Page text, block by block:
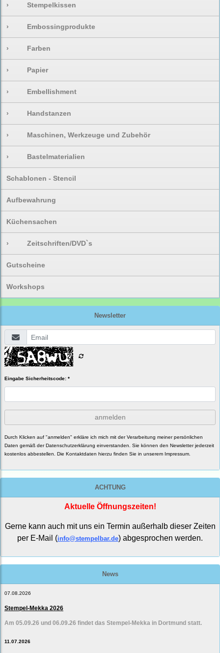
› Stempelkissen
› Embossingprodukte
› Farben
› Papier
› Embellishment
› Handstanzen
› Maschinen, Werkzeuge und Zubehör
› Bastelmaterialien
Schablonen - Stencil
Aufbewahrung
Küchensachen
› Zeitschriften/DVD`s
Gutscheine
Workshops
Newsletter
Eingabe Sicherheitscode: *
anmelden
Durch Klicken auf "anmelden" erkläre ich mich mit der Verarbeitung meiner persönlichen
Daten gemäß derDatenschutzerklärung einverstanden. Sie können den Newsletter jederzeit
kostenlos abbestellen. Die Kontaktdaten hierzu finden Sie in unserem Impressum.
ACHTUNG
Aktuelle Öffnungszeiten!
Gerne kann auch mit uns ein Termin außerhalb dieser Zeiten
per E-Mail (info@stempelbar.de) abgesprochen werden.
News
07.08.2026
Stempel-Mekka 2026
Am 05.09.26 und 06.09.26 findet das Stempel-Mekka in Dortmund statt.
11.07.2026